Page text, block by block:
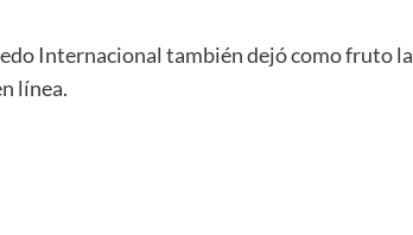
Internacional también dejó como fruto la
línea.